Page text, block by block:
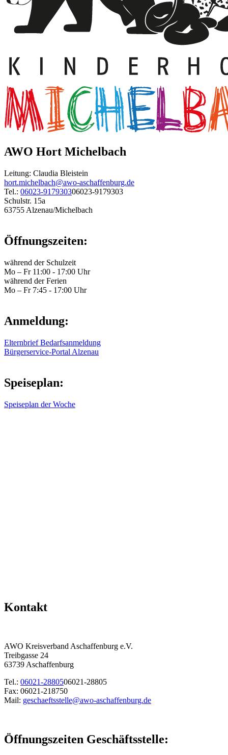
AWO Hort Michelbach
Leitung: Claudia Bleistein
hort.michelbach@awo-aschaffenburg.de
Tel.: 06023-917930306023-9179303
Schulstr. 15a
63755 Alzenau/Michelbach
Öffnungszeiten:
während der Schulzeit
Mo – Fr 11:00 - 17:00 Uhr
während der Ferien
Mo – Fr 7:45 - 17:00 Uhr
Anmeldung:
Elternbrief Bedarfsanmeldung
Bürgerservice-Portal Alzenau
Speiseplan:
Speiseplan der Woche
Kontakt
AWO Kreisverband Aschaffenburg e.V.
Treibgasse 24
63739 Aschaffenburg
Tel.: 06021-2880506021-28805
Fax: 06021-218750
Mail: geschaeftsstelle@awo-aschaffenburg.de
Öffnungszeiten Geschäftsstelle: